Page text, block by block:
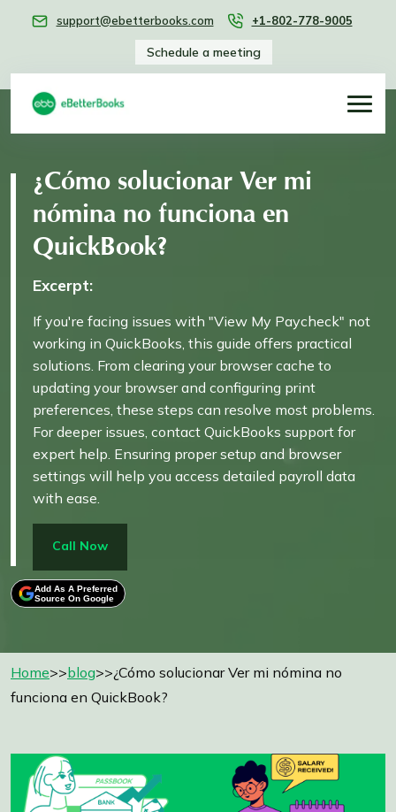
support@ebetterbooks.com +1-802-778-9005
Schedule a meeting
¿Cómo solucionar Ver mi
nómina no funciona en
QuickBook?
Excerpt:
If you're facing issues with "View My Paycheck" not
working in QuickBooks, this guide offers practical
solutions. From clearing your browser cache to
updating your browser and configuring print
preferences, these steps can resolve most problems.
For deeper issues, contact QuickBooks support for
expert help. Ensuring proper setup and browser
settings will help you access detailed payroll data
with ease.
Call Now
Add As A Preferred
Source On Google
Home>>blog>>¿Cómo solucionar Ver mi nómina no
funciona en QuickBook?